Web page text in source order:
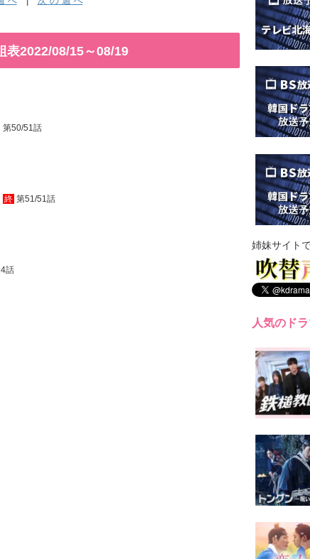
表2022/08/15～08/19
第50/51話
終 第51/51話
話
姉妹サイト
人気のド